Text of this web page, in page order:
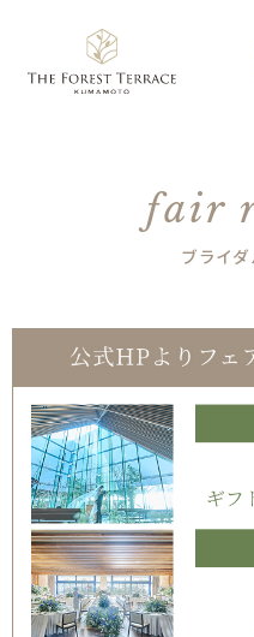
fair
ブライ